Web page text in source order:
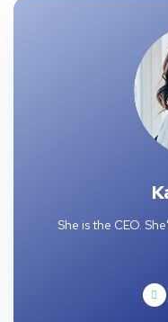
She is the CEO.